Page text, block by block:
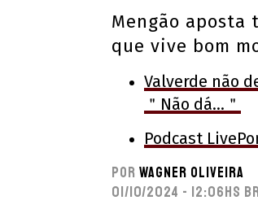
LIGA PORTUGUESA
EUROPA LEAGUE
Mengão aposta
que vive bom
Valverde não
＂Não dá...＂
Podcast
Por Wagner Oliveira
01/10/2024 - 12:06hs